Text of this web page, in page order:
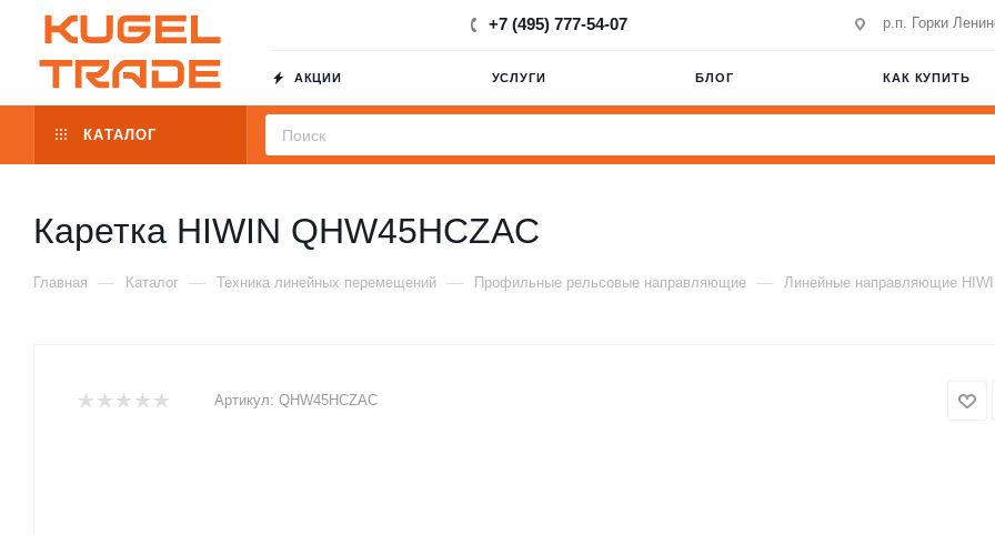
+7 (495) 777-54-07 р.п. Горки
АКЦИИ УСЛУГИ БЛОГ КАК КУПИТЬ
КАТАЛОГ
Каретка HIWIN QHW45HCZAC
Главная — Каталог — Техника линейных перемещений — Профильные рельсовые направляющие — Линейные направляющие
Артикул: QHW45HCZAC